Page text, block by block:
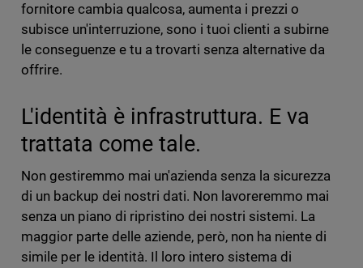
fornitore cambia qualcosa, aumenta i prezzi o
subisce un'interruzione, sono i tuoi clienti a subirne
le conseguenze e tu a trovarti senza alternative da
offrire.
L'identità è infrastruttura. E va
trattata come tale.
Non gestiremmo mai un'azienda senza la sicurezza
di un backup dei nostri dati. Non lavoreremmo mai
senza un piano di ripristino dei nostri sistemi. La
maggior parte delle aziende, però, non ha niente di
simile per le identità. Il loro intero sistema di